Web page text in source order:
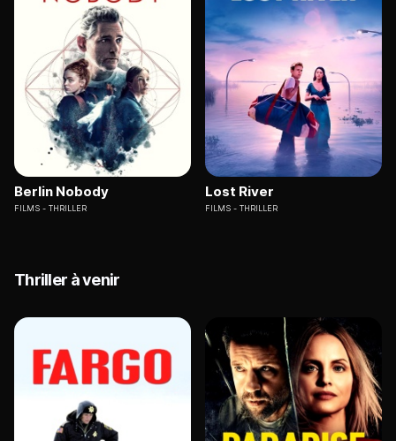
Berlin Nobody
FILMS THRILLER
Lost River
FILMS THRILLER
Thriller à venir